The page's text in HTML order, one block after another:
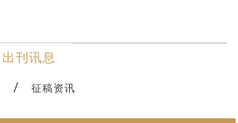
出刊讯息
征稿资讯